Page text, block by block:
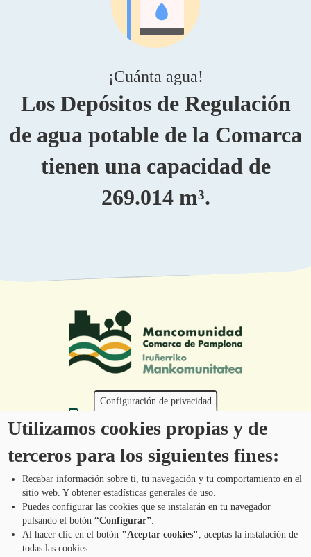
¡Cuánta agua!
Los Depósitos de Regulación
de agua potable de la Comarca
tienen una capacidad de
269.014 m³.
Tel.: 948 203 444
atencion@mancoeduca.com
Programa de Educación Ambiental Escolar
de la Mancomunidad de la Comarca de
Pamplona
Pie
CONTÁCTANOS
Configuración de privacidad
Utilizamos cookies propias y de
terceros para los siguientes fines:
Recabar información sobre ti, tu navegación y tu comportamiento en el
sitio web. Y obtener estadísticas generales de uso.
Puedes configurar las cookies que se instalarán en tu navegador
pulsando el botón“Configurar”.
Al hacer clic en el botón "Aceptar cookies", aceptas la instalación de
todas las cookies.